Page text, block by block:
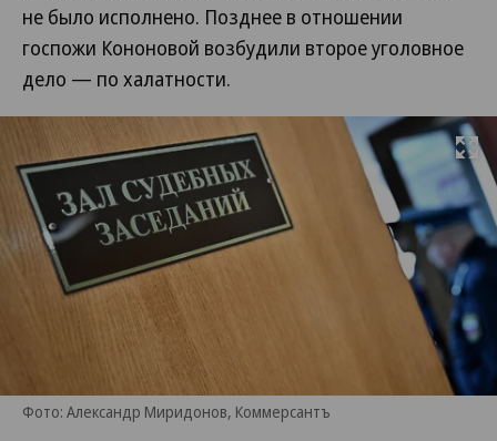
не было исполнено. Позднее в отношении
госпожи Кононовой возбудили второе уголовное
дело — по халатности.
Развернуть
Фото: Александр Миридонов, Коммерсантъ